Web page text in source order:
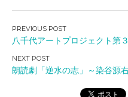
投
稿
ナ
ビ
八千代アートプロジェクト第
朗読劇「逆水の志」～染谷源